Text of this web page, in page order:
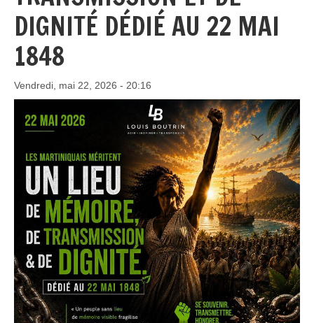
DIGNITÉ DÉDIÉ AU 22 MAI
1848
Vendredi, mai 22, 2026 - 20:16